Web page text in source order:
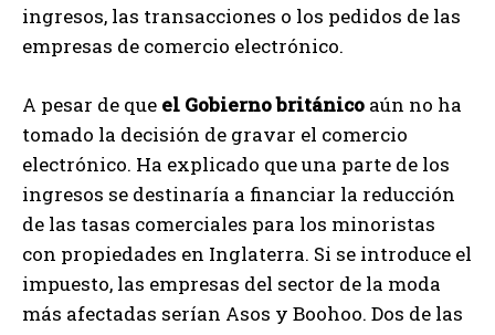
ingresos, las transacciones o los pedidos de las
empresas de comercio electrónico.
A pesar de que el Gobierno británico aún no ha
tomado la decisión de gravar el comercio
electrónico. Ha explicado que una parte de los
ingresos se destinaría a financiar la reducción
de las tasas comerciales para los minoristas
con propiedades en Inglaterra. Si se introduce el
impuesto, las empresas del sector de la moda
más afectadas serían Asos y Boohoo. Dos de las